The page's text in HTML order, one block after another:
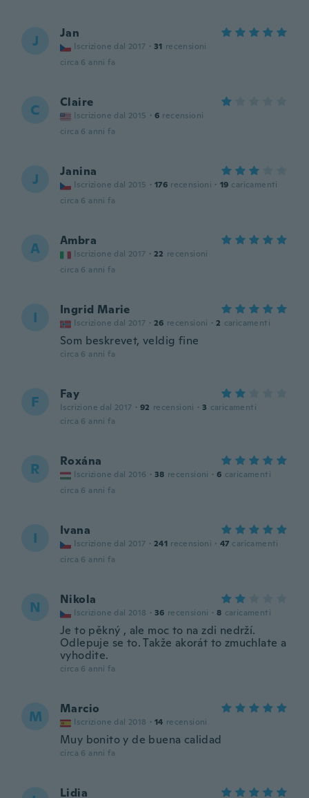
J Jan
Iscrizione dal 2017 · 31 recensioni
circa 6 anni fa
C Claire
Iscrizione dal 2015 · 6 recensioni
circa 6 anni fa
J Janina
Iscrizione dal 2015 · 176 recensioni · 19 caricamenti
circa 6 anni fa
A Ambra
Iscrizione dal 2017 · 22 recensioni
circa 6 anni fa
I Ingrid Marie
Iscrizione dal 2017 · 26 recensioni · 2 caricamenti
Som beskrevet, veldig fine
circa 6 anni fa
F Fay
Iscrizione dal 2017 · 92 recensioni · 3 caricamenti
circa 6 anni fa
R Roxána
Iscrizione dal 2016 · 38 recensioni · 6 caricamenti
circa 6 anni fa
I Ivana
Iscrizione dal 2017 · 241 recensioni · 47 caricamenti
circa 6 anni fa
N Nikola
Iscrizione dal 2018 · 36 recensioni · 8 caricamenti
Je to pěkný , ale moc to na zdi nedrží.
Odlepuje se to. Takže akorát to zmuchlate a
vyhodite.
circa 6 anni fa
M Marcio
Iscrizione dal 2018 · 14 recensioni
Muy bonito y de buena calidad
circa 6 anni fa
Lidia